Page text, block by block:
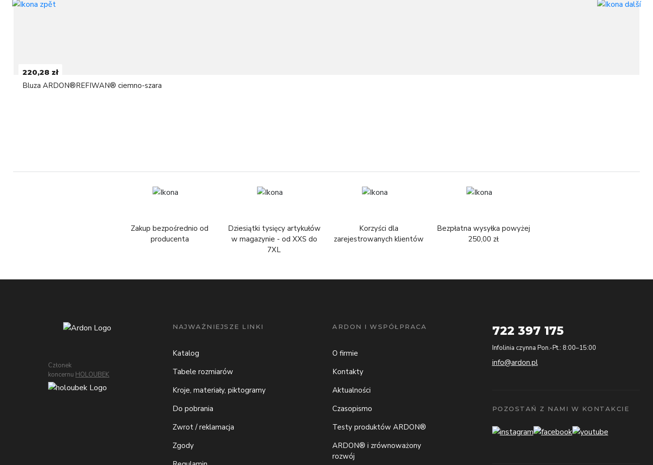
220,28 zł
Bluza ARDON®REFIWAN® ciemno-szara
Zakup bezpośrednio od
producenta
Dziesiątki tysięcy artykułów
w magazynie - od XXS do
7XL
Korzyści dla
zarejestrowanych klientów
Bezpłatna wysyłka powyżej
250,00 zł
Członek
koncernu HOLOUBEK
NAJWAŻNIEJSZE LINKI
Katalog
Tabele rozmiarów
Kroje, materiały, piktogramy
Do pobrania
Zwrot / reklamacja
Zgody
ARDON I WSPÓŁPRACA
O firmie
Kontakty
Aktualności
Czasopismo
Testy produktów ARDON®
ARDON® i zrównoważony
rozwój
722 397 175
Infolinia czynna Pon.-Pt.: 8:00–15:00
info@ardon.pl
POZOSTAŃ Z NAMI W KONTAKCIE